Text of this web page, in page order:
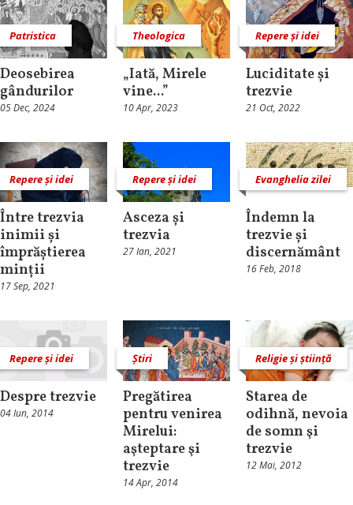
Patristica
Deosebirea
gândurilor
05 Dec, 2024
Theologica
„Iată, Mirele
vine...”
10 Apr, 2023
Repere și idei
Luciditate și
trezvie
21 Oct, 2022
Repere și idei
Între trezvia
inimii și
împrăștierea
minții
17 Sep, 2021
Repere și idei
Asceza și
trezvia
27 Ian, 2021
Evanghelia zilei
Îndemn la
trezvie și
discernământ
16 Feb, 2018
Repere și idei
Despre trezvie
04 Iun, 2014
Știri
Pregătirea
pentru venirea
Mirelui:
aşteptare şi
trezvie
14 Apr, 2014
Religie și știință
Starea de
odihnă, nevoia
de somn şi
trezvie
12 Mai, 2012